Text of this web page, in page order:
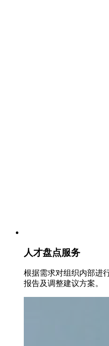
人才盘点服务
根据需求对组织内部进
报告及调整建议方案。